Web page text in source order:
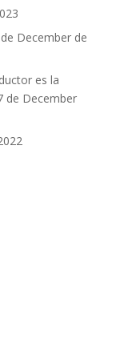
December de
es la
de December